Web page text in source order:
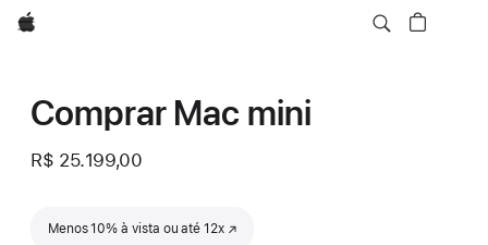
Apple
Comprar Mac mini
R$ 25.199,00
Menos 10% à vista ou até 12x
(o link abre em uma nova janela)